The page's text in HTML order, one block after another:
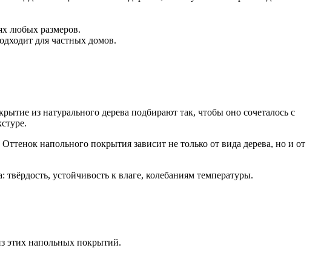
любых размеров.
для частных домов.
из натурального дерева подбирают так, чтобы оно сочеталось с
напольного покрытия зависит не только от вида дерева, но и от
твёрдость, устойчивость к влаге, колебаниям температуры.
этих напольных покрытий.